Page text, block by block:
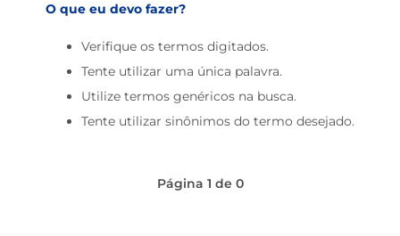
O que eu devo fazer?
Verifique os termos digitados.
Tente utilizar uma única palavra.
Utilize termos genéricos na busca.
Tente utilizar sinônimos do termo desejado.
Página 1 de 0
macarrão